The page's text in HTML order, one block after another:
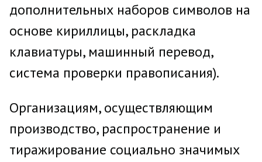
дополнительных наборов символов на
основе кириллицы, раскладка
клавиатуры, машинный перевод,
система проверки правописания).
Организациям, осуществляющим
производство, распространение и
тиражирование социально значимых